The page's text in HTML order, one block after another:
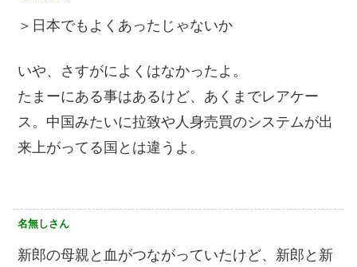
＞日本でもよくあったじゃないか
いや、さすがによくはなかったよ。
たまーにある事はあるけど、あくまでレアケー
ス。中国みたいに拉致や人身売買のシステムが出
来上がってる国とは違うよ。
名無しさん
新郎の母親と血がつながっていたけど、新郎と新